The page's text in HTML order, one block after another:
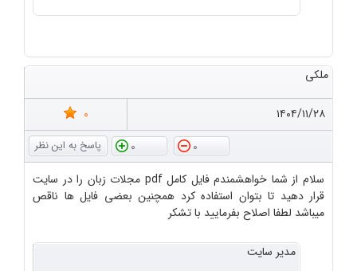
ملکی
۱۴۰۴/۱۱/۲۸
0
0
0
سلام از شما خواهشمندم فایل کامل pdf مجلات زبان را در سایت
قرار دهید تا بتوان استفاده کرد همچنین بعضی فایل ها ناقص
میباشد لطفا اصلاح بفرمایید با تشکر
مدیر سایت